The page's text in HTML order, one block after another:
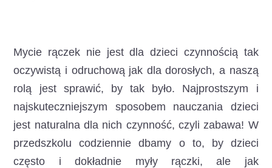
Mycie rączek nie jest dla dzieci czynnością tak
oczywistą i odruchową jak dla dorosłych, a naszą
rolą jest sprawić, by tak było. Najprostszym i
najskuteczniejszym sposobem nauczania dzieci
jest naturalna dla nich czynność, czyli zabawa! W
przedszkolu codziennie dbamy o to, by dzieci
często i dokładnie myły rączki, ale jak